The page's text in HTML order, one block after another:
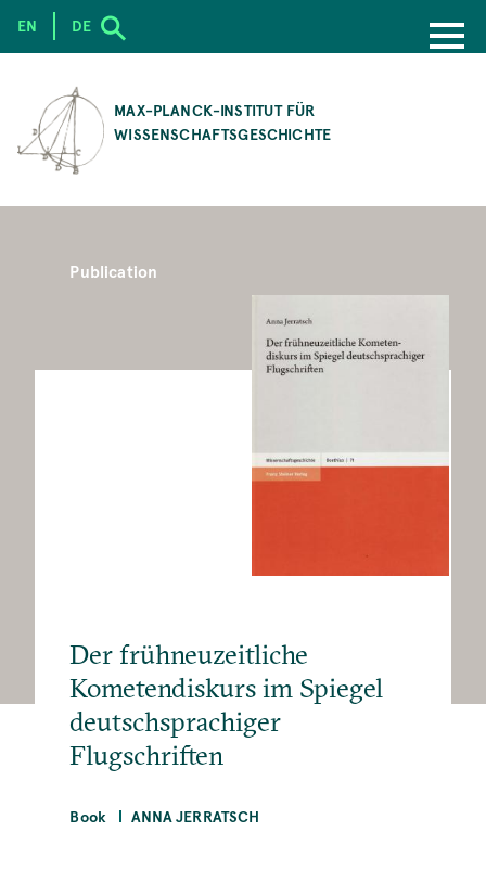
CONTENT
MAX-PLANCK-INSTITUT FÜR
WISSENSCHAFTSGESCHICHTE
EN DE
Publication
Der frühneuzeitliche
Kometendiskurs im Spiegel
deutschsprachiger
Flugschriften
Book ANNA JERRATSCH